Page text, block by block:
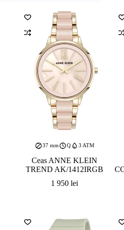
37 mm Q 3 ATM
Ceas ANNE KLEIN
TREND AK/1412IRGB
1 950lei